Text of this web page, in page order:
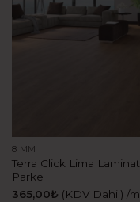
8 MM
Terra Click Lima Laminat
Parke
365,00₺ (KDV Dahil) /m